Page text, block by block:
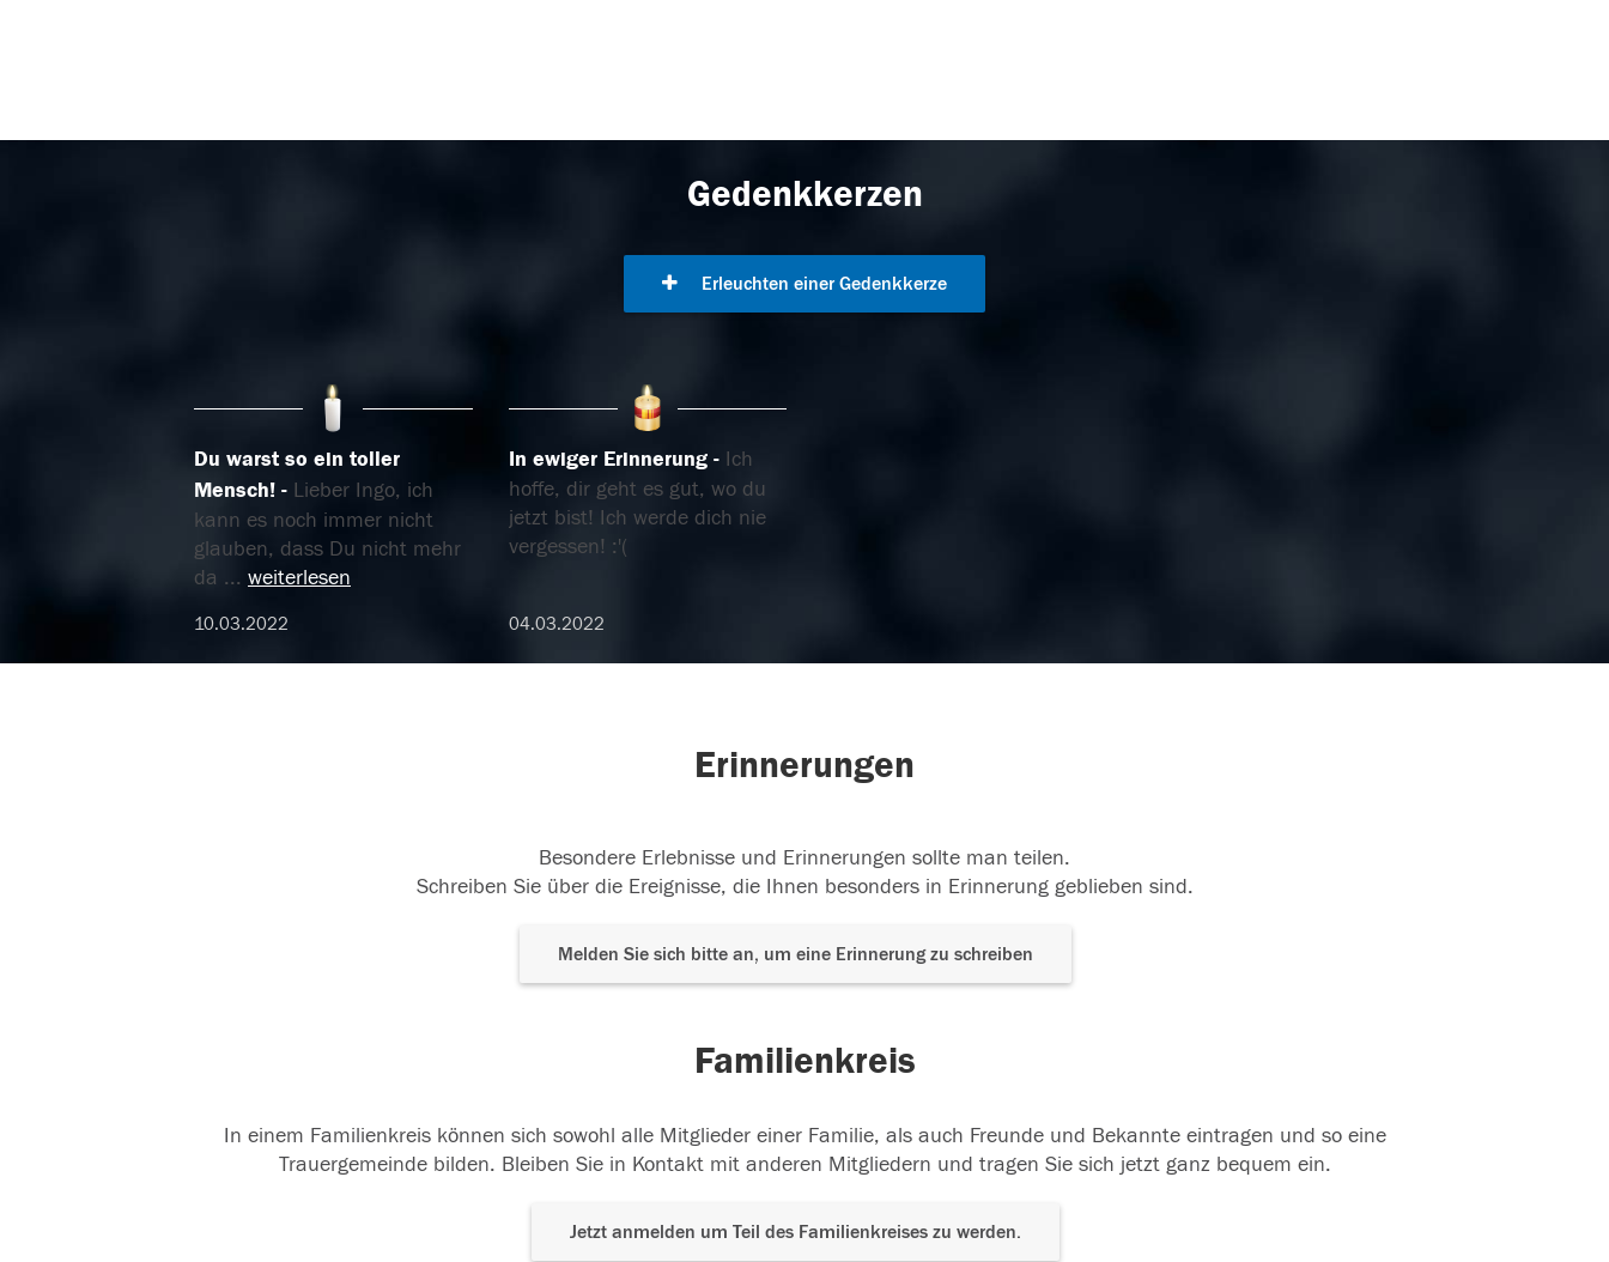
Gedenkkerzen
Erleuchten einer Gedenkkerze
Du warst so ein toller
Mensch!
Lieber Ingo, ich
kann es noch immer nicht
glauben, dass Du nicht mehr
da ... weiterlesen
10.03.2022
In ewiger Erinnerung
Ich
hoffe, dir geht es gut, wo du
jetzt bist! Ich werde dich nie
vergessen! :'(
04.03.2022
Erinnerungen
Besondere Erlebnisse und Erinnerungen sollte man teilen.
Schreiben Sie über die Ereignisse, die Ihnen besonders in Erinnerung geblieben sind.
Melden Sie sich bitte an, um eine Erinnerung zu schreiben
Familienkreis
In einem Familienkreis können sich sowohl alle Mitglieder einer Familie, als auch Freunde und Bekannte eintragen und so eine
Trauergemeinde bilden. Bleiben Sie in Kontakt mit anderen Mitgliedern und tragen Sie sich jetzt ganz bequem ein.
Jetzt anmelden um Teil des Familienkreises zu werden.